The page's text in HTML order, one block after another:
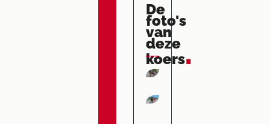
De
foto's
van
deze
koers.